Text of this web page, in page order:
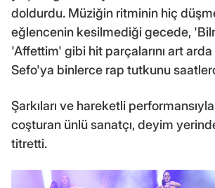
doldurdu. Müziğin ritminin hiç
eğlencenin kesilmediği gecede,
'Affettim' gibi hit parçalarını art
Sefo'ya binlerce rap tutkunu
Şarkıları ve hareketli
coşturan ünlü sanatçı, deyim
titretti.